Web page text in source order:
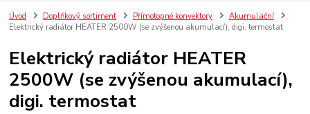
Úvod Doplňkový sortiment Přímotopné konvektory
Akumulační
Elektrický radiátor HEATER 2500W (se zvýšenou akumulací), digi. termostat
Elektrický radiátor HEATER
2500W (se zvýšenou akumulací),
digi. termostat